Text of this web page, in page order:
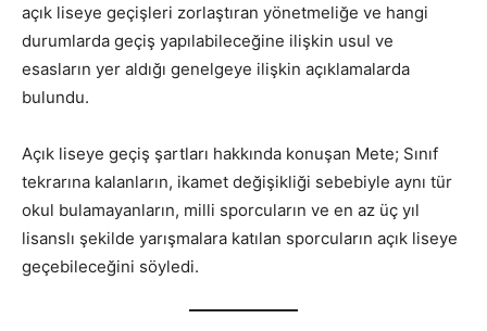
açık liseye geçişleri zorlaştıran yönetmeliğe ve hangi
durumlarda geçiş yapılabileceğine ilişkin usul ve
esasların yer aldığı genelgeye ilişkin açıklamalarda
bulundu.
Açık liseye geçiş şartları hakkında konuşan Mete; Sınıf
tekrarına kalanların, ikamet değişikliği sebebiyle aynı tür
okul bulamayanların, milli sporcuların ve en az üç yıl
lisanslı şekilde yarışmalara katılan sporcuların açık liseye
geçebileceğini söyledi.